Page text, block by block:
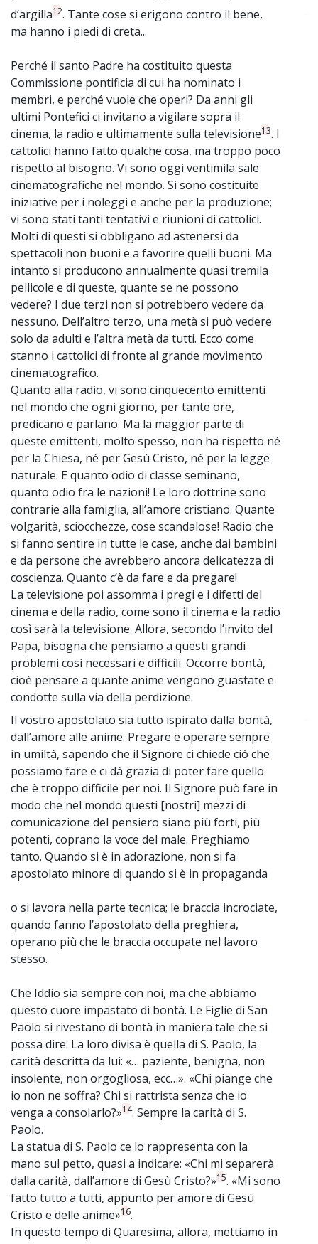
d’argilla12. Tante cose si erigono contro il bene,
ma hanno i piedi di creta...
Perché il santo Padre ha costituito questa
Commissione pontificia di cui ha nominato i
membri, e perché vuole che operi? Da anni gli
ultimi Pontefici ci invitano a vigilare sopra il
cinema, la radio e ultimamente sulla televisione13. I
cattolici hanno fatto qualche cosa, ma troppo poco
rispetto al bisogno. Vi sono oggi ventimila sale
cinematografiche nel mondo. Si sono costituite
iniziative per i noleggi e anche per la produzione;
vi sono stati tanti tentativi e riunioni di cattolici.
Molti di questi si obbligano ad astenersi da
spettacoli non buoni e a favorire quelli buoni. Ma
intanto si producono annualmente quasi tremila
pellicole e di queste, quante se ne possono
vedere? I due terzi non si potrebbero vedere da
nessuno. Dell’altro terzo, una metà si può vedere
solo da adulti e l’altra metà da tutti. Ecco come
stanno i cattolici di fronte al grande movimento
cinematografico.
Quanto alla radio, vi sono cinquecento emittenti
nel mondo che ogni giorno, per tante ore,
predicano e parlano. Ma la maggior parte di
queste emittenti, molto spesso, non ha rispetto né
per la Chiesa, né per Gesù Cristo, né per la legge
naturale. E quanto odio di classe seminano,
quanto odio fra le nazioni! Le loro dottrine sono
contrarie alla famiglia, all’amore cristiano. Quante
volgarità, sciocchezze, cose scandalose! Radio che
si fanno sentire in tutte le case, anche dai bambini
e da persone che avrebbero ancora delicatezza di
coscienza. Quanto c’è da fare e da pregare!
La televisione poi assomma i pregi e i difetti del
cinema e della radio, come sono il cinema e la radio
così sarà la televisione. Allora, secondo l’invito del
Papa, bisogna che pensiamo a questi grandi
problemi così necessari e difficili. Occorre bontà,
cioè pensare a quante anime vengono guastate e
condotte sulla via della perdizione.
Il vostro apostolato sia tutto ispirato dalla bontà,
dall’amore alle anime. Pregare e operare sempre
in umiltà, sapendo che il Signore ci chiede ciò che
possiamo fare e ci dà grazia di poter fare quello
che è troppo difficile per noi. Il Signore può fare in
modo che nel mondo questi [nostri] mezzi di
comunicazione del pensiero siano più forti, più
potenti, coprano la voce del male. Preghiamo
tanto. Quando si è in adorazione, non si fa
apostolato minore di quando si è in propaganda
o si lavora nella parte tecnica; le braccia incrociate,
quando fanno l’apostolato della preghiera,
operano più che le braccia occupate nel lavoro
stesso.
Che Iddio sia sempre con noi, ma che abbiamo
questo cuore impastato di bontà. Le Figlie di San
Paolo si rivestano di bontà in maniera tale che si
possa dire: La loro divisa è quella di S. Paolo, la
carità descritta da lui: «… paziente, benigna, non
insolente, non orgogliosa, ecc…». «Chi piange che
io non ne soffra? Chi si rattrista senza che io
venga a consolarlo?»14. Sempre la carità di S.
Paolo.
La statua di S. Paolo ce lo rappresenta con la
mano sul petto, quasi a indicare: «Chi mi separerà
dalla carità, dall’amore di Gesù Cristo?»15. «Mi sono
fatto tutto a tutti, appunto per amore di Gesù
Cristo e delle anime»16.
In questo tempo di Quaresima, allora, mettiamo in